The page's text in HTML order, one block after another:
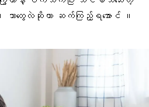
ဘာတွေလဲဆိုတာ ဆက်ကြည့်ရအောင် ။